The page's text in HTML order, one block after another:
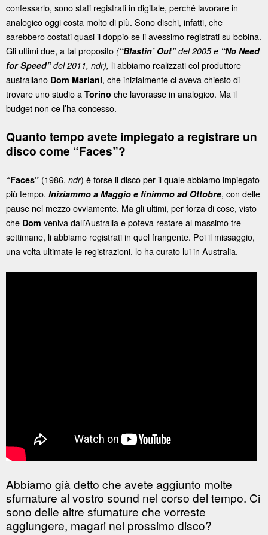
confessarlo, sono stati registrati in digitale, perché lavorare in
analogico oggi costa molto di più. Sono dischi, infatti, che
sarebbero costati quasi il doppio se li avessimo registrati su bobina.
Gli ultimi due, a tal proposito (“Blastin’ Out”del 2005 e “No Need
for Speed”del 2011, ndr), li abbiamo realizzati col produttore
australiano Dom Mariani, che inizialmente ci aveva chiesto di
trovare uno studio a Torino che lavorasse in analogico. Ma il
budget non ce l’ha concesso.
Quanto tempo avete impiegato a registrare un
disco come “Faces”?
“Faces” (1986, ndr) è forse il disco per il quale abbiamo impiegato
più tempo. Iniziammo a Maggio e finimmo ad Ottobre, con delle
pause nel mezzo ovviamente. Ma gli ultimi, per forza di cose, visto
che Dom veniva dall’Australia e poteva restare al massimo tre
settimane, li abbiamo registrati in quel frangente. Poi il missaggio,
una volta ultimate le registrazioni, lo ha curato lui in Australia.
Abbiamo già detto che avete aggiunto molte
sfumature al vostro sound nel corso del tempo. Ci
sono delle altre sfumature che vorreste
aggiungere, magari nel prossimo disco?